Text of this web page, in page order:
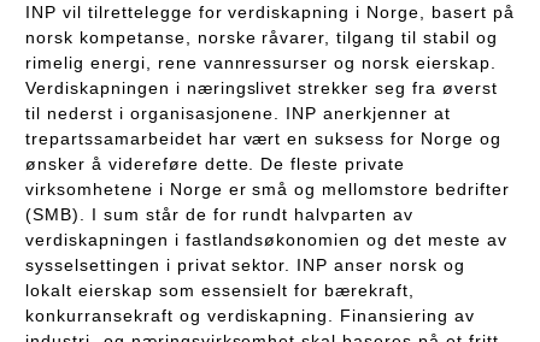
INP vil tilrettelegge for verdiskapning i Norge, basert på
norsk kompetanse, norske råvarer, tilgang til stabil og
rimelig energi, rene vannressurser og norsk eierskap.
Verdiskapningen i næringslivet strekker seg fra øverst
til nederst i organisasjonene. INP anerkjenner at
trepartssamarbeidet har vært en suksess for Norge og
ønsker å videreføre dette. De fleste private
virksomhetene i Norge er små og mellomstore bedrifter
(SMB). I sum står de for rundt halvparten av
verdiskapningen i fastlandsøkonomien og det meste av
sysselsettingen i privat sektor. INP anser norsk og
lokalt eierskap som essensielt for bærekraft,
konkurransekraft og verdiskapning. Finansiering av